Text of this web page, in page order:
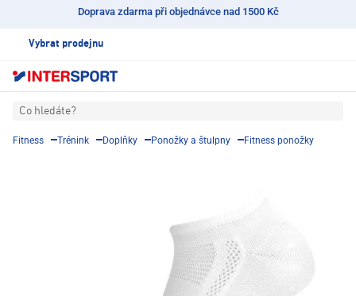
Doprava zdarma při objednávce nad 1500 Kč
Vybrat prodejnu
Co hledáte?
Fitness Trénink Doplňky Ponožky a štulpny Fitness ponožky